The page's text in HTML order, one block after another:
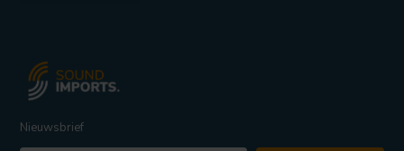
Nieuwsbrief